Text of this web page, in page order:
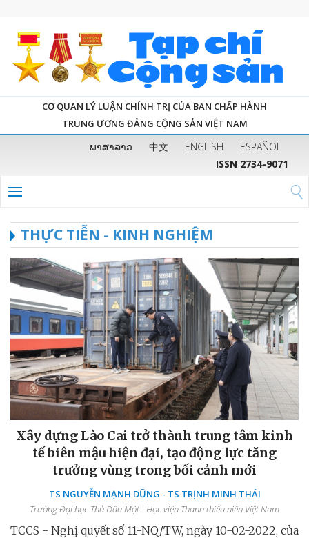
CƠ QUAN LÝ LUẬN CHÍNH TRỊ CỦA BAN CHẤP HÀNH
TRUNG ƯƠNG ĐẢNG CỘNG SẢN VIỆT NAM
ພາສາລາວ 中文 ENGLISH
ESPAÑOL
ISSN 2734-9071
THỰC TIỄN - KINH NGHIỆM
Xây dựng Lào Cai trở thành trung tâm kinh
tế biên mậu hiện đại, tạo động lực tăng
trưởng vùng trong bối cảnh mới
TS NGUYỄN MẠNH DŨNG - TS TRỊNH MINH THÁI
Trường Đại học Thủ Dầu Một - Học viện Thanh thiếu niên Việt Nam
TCCS - Nghị quyết số 11-NQ/TW, ngày 10-02-2022, của